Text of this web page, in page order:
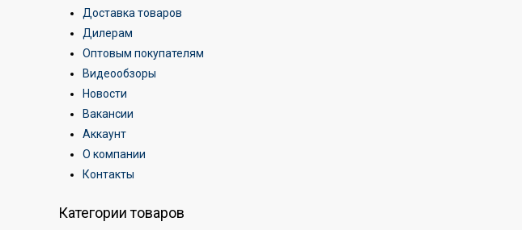
Доставка товаров
Дилерам
Оптовым покупателям
Видеообзоры
Новости
Вакансии
Аккаунт
О компании
Контакты
Категории товаров